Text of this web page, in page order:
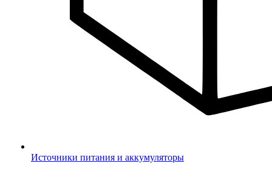
Источники питания и аккумуляторы